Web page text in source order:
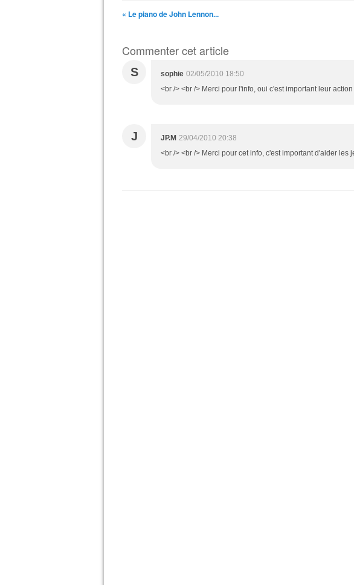
« Le piano de John Lennon...
Commenter cet article
S sophie 02/05/2010 18:50
<br /> <br /> Merci pour l'info, oui c'est important leur
J JP.M 29/04/2010 20:38
<br /> <br /> Merci pour cet info, c'est important d'aider les